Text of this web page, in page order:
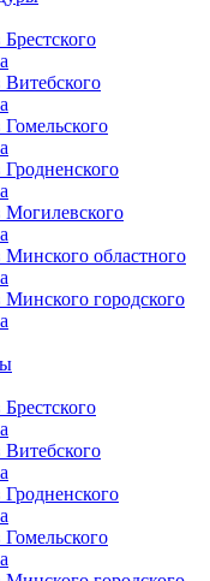
областного
городского